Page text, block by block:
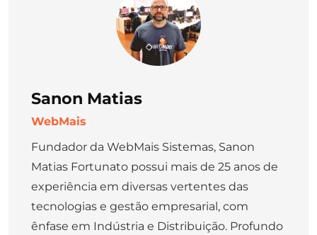
Sanon Matias
WebMais
Fundador da WebMais Sistemas, Sanon
Matias Fortunato possui mais de 25 anos de
experiência em diversas vertentes das
tecnologias e gestão empresarial, com
ênfase em Indústria e Distribuição. Profundo